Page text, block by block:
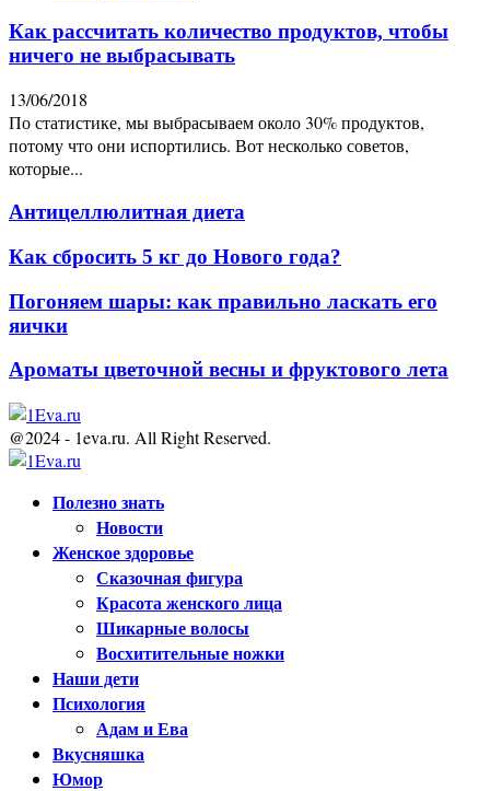
Как рассчитать количество продуктов, чтобы
ничего не выбрасывать
13/06/2018
По статистике, мы выбрасываем около 30% продуктов,
потому что они испортились. Вот несколько советов,
которые...
Антицеллюлитная диета
Как сбросить 5 кг до Нового года?
Погоняем шары: как правильно ласкать его
яички
Ароматы цветочной весны и фруктового лета
@2024 - 1eva.ru. All Right Reserved.
Полезно знать
Новости
Женское здоровье
Сказочная фигура
Красота женского лица
Шикарные волосы
Восхитительные ножки
Наши дети
Психология
Адам и Ева
Вкусняшка
Юмор